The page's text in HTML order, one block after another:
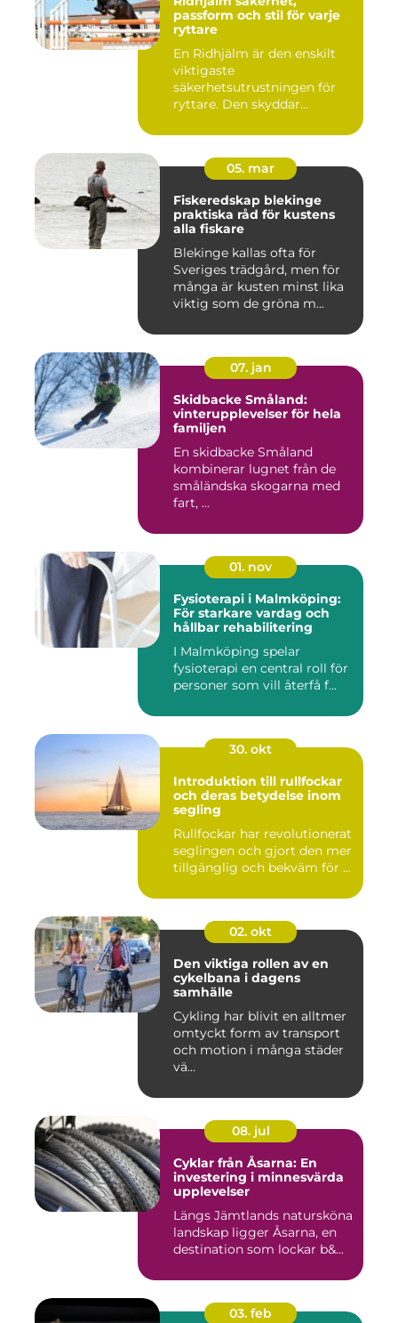
passform och stil för varje
ryttare
En Ridhjälm är den enskilt
viktigaste
säkerhetsutrustningen för
ryttare. Den skyddar
05. mar
Fiskeredskap blekinge
praktiska råd för kustens
alla fiskare
Blekinge kallas ofta för
Sveriges trädgård, men för
många är kusten minst lika
viktig som de gröna m...
07. jan
Skidbacke Småland:
vinterupplevelser för hela
familjen
En skidbacke Småland
kombinerar lugnet från de
småländska skogarna med
fart, ...
01. nov
Fysioterapi i Malmköping:
För starkare vardag och
hållbar rehabilitering
I Malmköping spelar
fysioterapi en central roll för
personer som vill återfå f...
30. okt
Introduktion till rullfockar
och deras betydelse inom
segling
Rullfockar har revolutionerat
seglingen och gjort den mer
tillgänglig och bekväm för ...
02. okt
Den viktiga rollen av en
cykelbana i dagens
samhälle
Cykling har blivit en alltmer
omtyckt form av transport
och motion i många städer
vä...
08. jul
Cyklar från Åsarna: En
investering i minnesvärda
upplevelser
Längs Jämtlands natursköna
landskap ligger Åsarna, en
destination som lockar b&...
03. feb